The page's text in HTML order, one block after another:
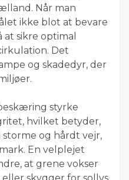
Når man
ikke blot at bevare
sikre optimal
Det
og skadedyr, der
styrke
hvilket betyder,
og hårdt vejr,
En velplejet
at grene vokser